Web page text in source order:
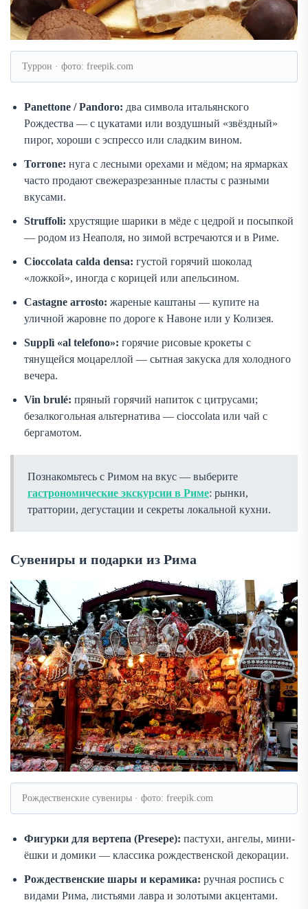
Туррон · фото: freepik.com
Panettone / Pandoro: два символа итальянского
Рождества — с цукатами или воздушный «звёздный»
пирог, хороши с эспрессо или сладким вином.
Torrone: нуга с лесными орехами и мёдом; на ярмарках
часто продают свежеразрезанные пласты с разными
вкусами.
Struffoli: хрустящие шарики в мёде с цедрой и посыпкой
— родом из Неаполя, но зимой встречаются и в Риме.
Cioccolata calda densa: густой горячий шоколад
«ложкой», иногда с корицей или апельсином.
Castagne arrosto: жареные каштаны — купите на
уличной жаровне по дороге к Навоне или у Колизея.
Supplì «al telefono»: горячие рисовые крокеты с
тянущейся моцареллой — сытная закуска для холодного
вечера.
Vin brulé: пряный горячий напиток с цитрусами;
безалкогольная альтернатива — cioccolata или чай с
бергамотом.
Познакомьтесь с Римом на вкус — выберите
гастрономические экскурсии в Риме: рынки,
траттории, дегустации и секреты локальной кухни.
Сувениры и подарки из Рима
Рождественские сувениры · фото: freepik.com
Фигурки для вертепа (Presepe): пастухи, ангелы, мини-
ёшки и домики — классика рождественской декорации.
Рождественские шары и керамика: ручная роспись с
видами Рима, листьями лавра и золотыми акцентами.